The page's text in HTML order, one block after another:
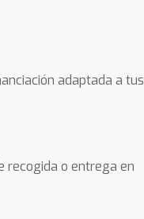
adaptada a tus
recogida o entrega en